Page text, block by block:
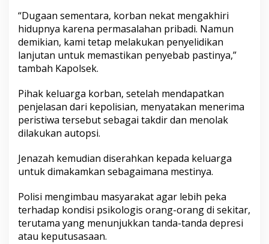
“Dugaan sementara, korban nekat mengakhiri
hidupnya karena permasalahan pribadi. Namun
demikian, kami tetap melakukan penyelidikan
lanjutan untuk memastikan penyebab pastinya,”
tambah Kapolsek.
Pihak keluarga korban, setelah mendapatkan
penjelasan dari kepolisian, menyatakan menerima
peristiwa tersebut sebagai takdir dan menolak
dilakukan autopsi.
Jenazah kemudian diserahkan kepada keluarga
untuk dimakamkan sebagaimana mestinya.
Polisi mengimbau masyarakat agar lebih peka
terhadap kondisi psikologis orang-orang di sekitar,
terutama yang menunjukkan tanda-tanda depresi
atau keputusasaan.